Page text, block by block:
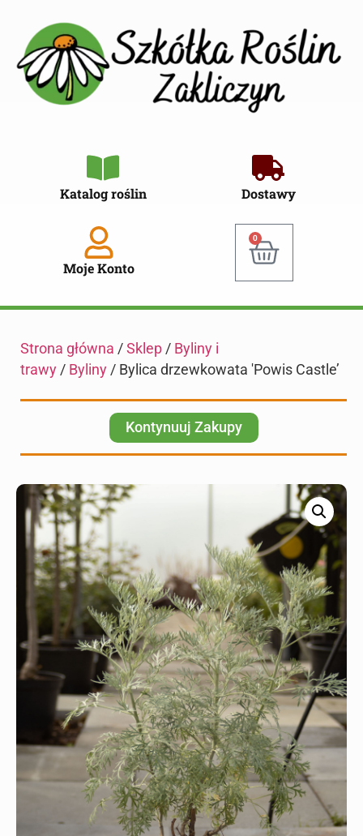
Katalog roślin Dostawy
Moje Konto
0
Strona główna / Sklep / Byliny i
trawy / Byliny / Bylica drzewkowata 'Powis Castle’
Kontynuuj Zakupy